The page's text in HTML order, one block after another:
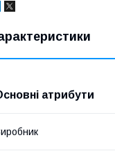
атрибути